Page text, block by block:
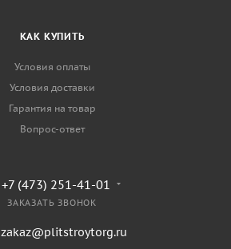
КАК КУПИТЬ
Условия оплаты
Условия доставки
Гарантия на товар
Вопрос-ответ
+7 (473) 251-41-01
ЗАКАЗАТЬ ЗВОНОК
zakaz@plitstroytorg.ru